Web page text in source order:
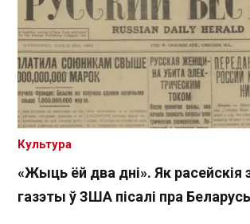
«Жыць ёй два дні». Як расейскія
газэты ў ЗША пісалі пра
Культура